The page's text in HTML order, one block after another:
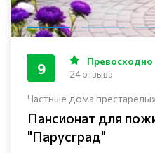
Частные дома
Пансионат для
"Парусград"
9 Превосходно
24 отзыва